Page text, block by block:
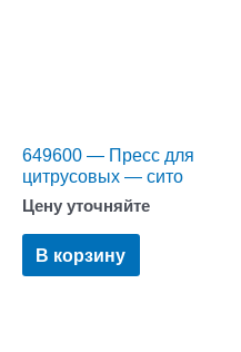
649600 — Пресс для
цитрусовых — сито
Цену уточняйте
В корзину